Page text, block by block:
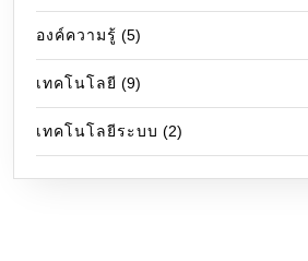
องค์ความรู้ (5)
เทคโนโลยี (9)
เทคโนโลยีระบบ (2)